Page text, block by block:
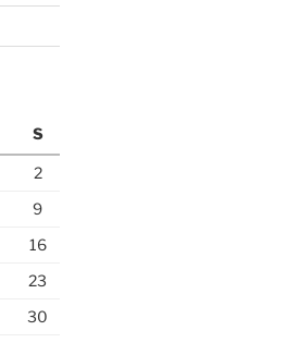
S
2
9
16
23
30